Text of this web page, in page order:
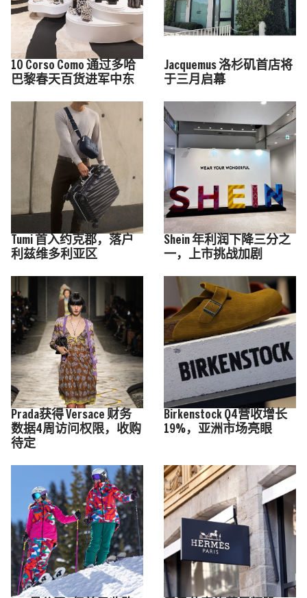
10 Corso Como 通过多哈
巴黎春天百货进军中东
Jacquemus 洛杉矶首店将
于三月启幕
Tumi 首入约克郡，落户
利兹维多利亚区
Shein 年利润下降三分之
一，上市挑战加剧
Prada获得 Versace 财务
数据4周访问权限，收购
待定
Birkenstock Q4营收增长
19%，亚洲市场亮眼